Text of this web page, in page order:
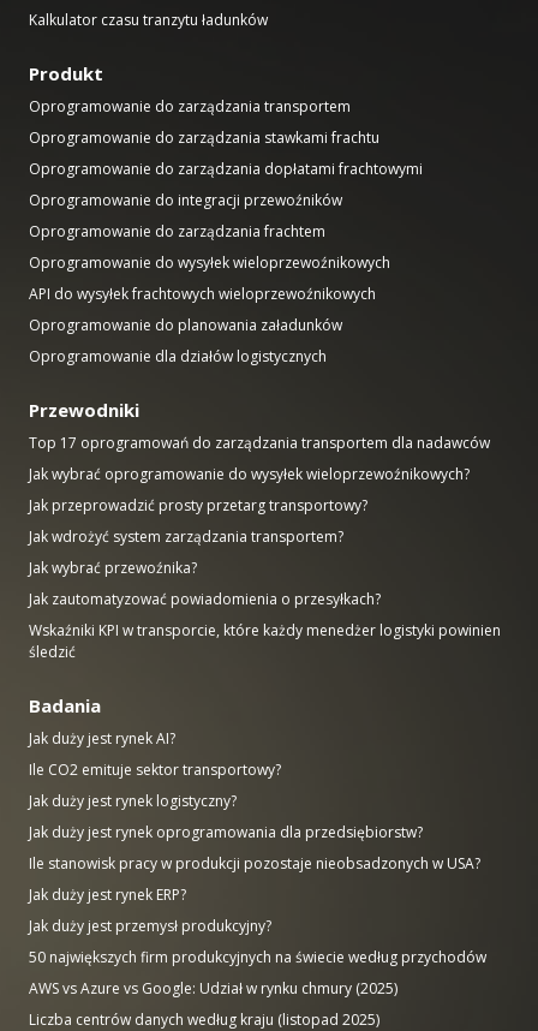
Kalkulator czasu tranzytu ładunków
Produkt
Oprogramowanie do zarządzania transportem
Oprogramowanie do zarządzania stawkami frachtu
Oprogramowanie do zarządzania dopłatami frachtowymi
Oprogramowanie do integracji przewoźników
Oprogramowanie do zarządzania frachtem
Oprogramowanie do wysyłek wieloprzewoźnikowych
API do wysyłek frachtowych wieloprzewoźnikowych
Oprogramowanie do planowania załadunków
Oprogramowanie dla działów logistycznych
Przewodniki
Top 17 oprogramowań do zarządzania transportem dla nadawców
Jak wybrać oprogramowanie do wysyłek wieloprzewoźnikowych?
Jak przeprowadzić prosty przetarg transportowy?
Jak wdrożyć system zarządzania transportem?
Jak wybrać przewoźnika?
Jak zautomatyzować powiadomienia o przesyłkach?
Wskaźniki KPI w transporcie, które każdy menedżer logistyki powinien
śledzić
Badania
Jak duży jest rynek AI?
Ile CO2 emituje sektor transportowy?
Jak duży jest rynek logistyczny?
Jak duży jest rynek oprogramowania dla przedsiębiorstw?
Ile stanowisk pracy w produkcji pozostaje nieobsadzonych w USA?
Jak duży jest rynek ERP?
Jak duży jest przemysł produkcyjny?
50 największych firm produkcyjnych na świecie według przychodów
AWS vs Azure vs Google: Udział w rynku chmury (2025)
Liczba centrów danych według kraju (listopad 2025)